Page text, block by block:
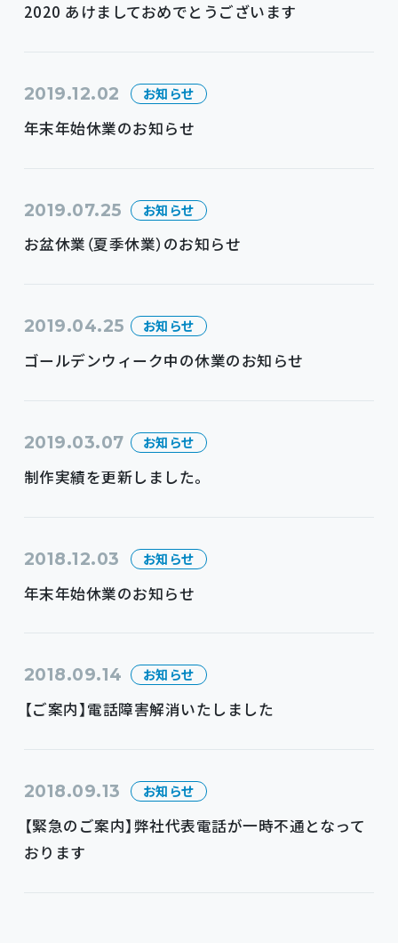
2020 あけましておめでとうございます
2019.12.02 お知らせ
年末年始休業のお知らせ
2019.07.25 お知らせ
お盆休業（夏季休業）のお知らせ
2019.04.25 お知らせ
ゴールデンウィーク中の休業のお知らせ
2019.03.07 お知らせ
制作実績を更新しました。
2018.12.03 お知らせ
年末年始休業のお知らせ
2018.09.14 お知らせ
【ご案内】電話障害解消いたしました
2018.09.13 お知らせ
【緊急のご案内】弊社代表電話が一時不通となって
おります